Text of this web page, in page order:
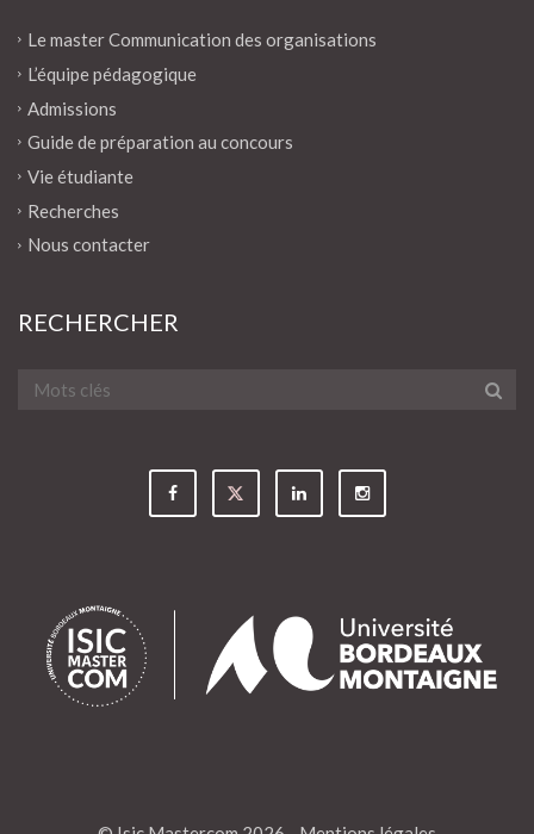
Le master Communication des organisations
L’équipe pédagogique
Admissions
Guide de préparation au concours
Vie étudiante
Recherches
Nous contacter
RECHERCHER